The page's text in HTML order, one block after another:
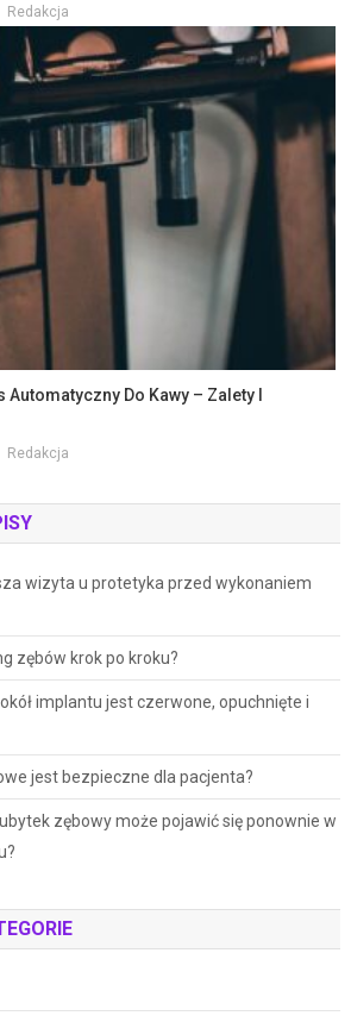
Redakcja
Do Kawy – Zalety I
Redakcja
wizyta u protetyka przed wykonaniem
zębów krok po kroku?
implantu jest czerwone, opuchnięte i
jest bezpieczne dla pacjenta?
zębowy może pojawić się ponownie w